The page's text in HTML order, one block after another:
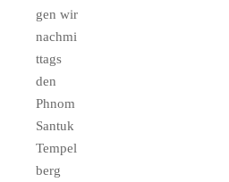
gen wir
nachmi
ttags
den
Phnom
Santuk
Tempel
berg